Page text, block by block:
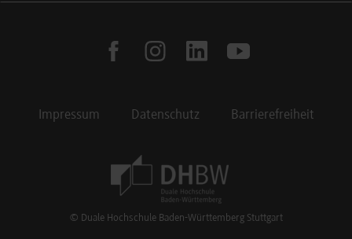
facebookinstagramlinkedinyoutube
Impressum Datenschutz Barrierefreiheit
© Duale Hochschule Baden-Württemberg Stuttgart